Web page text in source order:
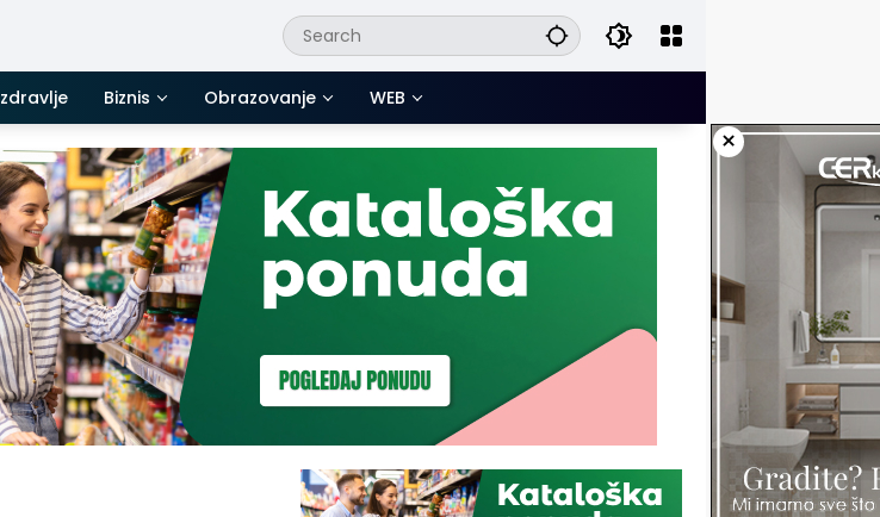
Biznis Obrazovanje WEB
×